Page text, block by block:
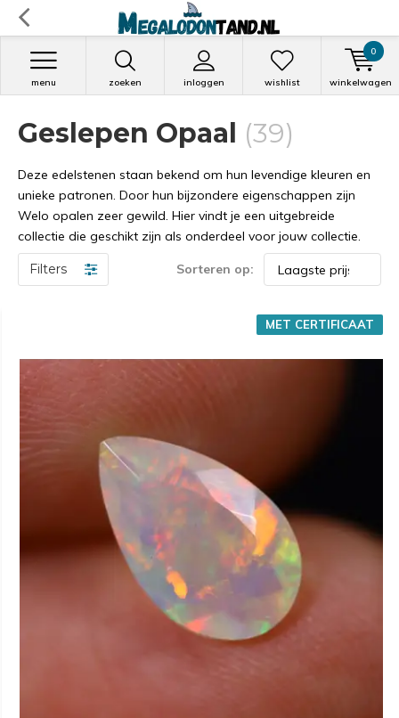
zoeken inloggen
menu wishlist winkelwagen
0
Geslepen Opaal (39)
Deze edelstenen staan bekend om hun levendige kleuren en
unieke patronen. Door hun bijzondere eigenschappen zijn
Welo opalen zeer gewild. Hier vindt je een uitgebreide
collectie die geschikt zijn als onderdeel voor jouw collectie.
Filters Sorteren op:
MET CERTIFICAAT